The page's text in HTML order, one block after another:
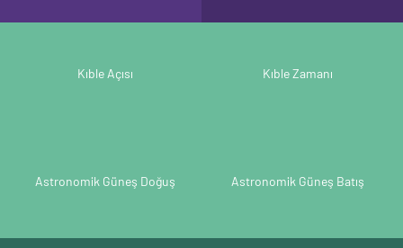
Kıble Açısı Kıble Zamanı
Astronomik Güneş Doğuş Astronomik Güneş Batış